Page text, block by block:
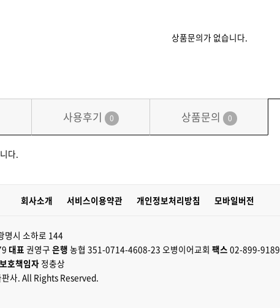
상품문의가 없습니다.
사용후기 0 상품문의 0
다.
회사소개 서비스이용약관 개인정보처리방침 모바일버전
명시 소하로 144
대표 권영구 은행 농협 351-0714-4608-23 오병이어교회 팩스 02-899-9189
호책임자 정충상
사. All Rights Reserved.